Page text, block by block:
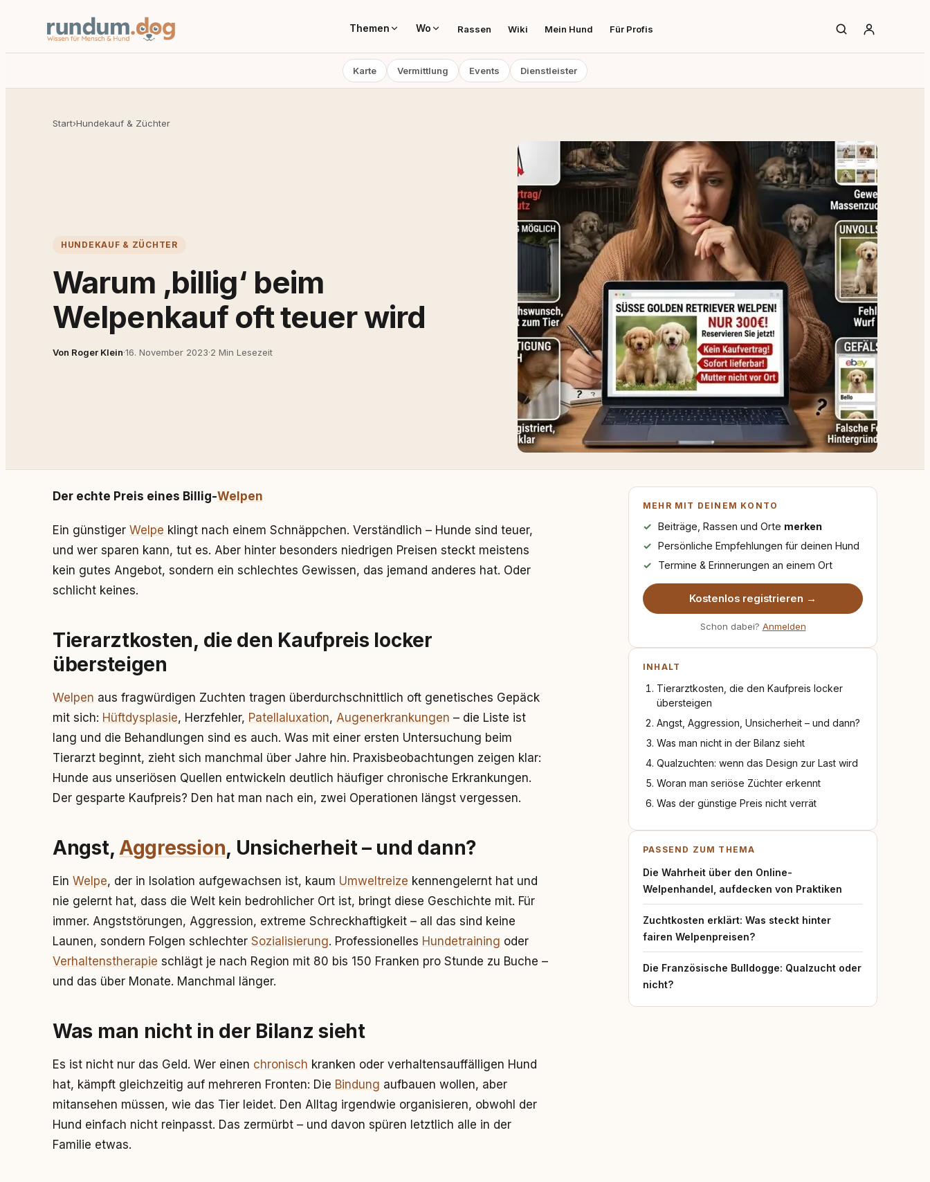
Themen Wo Rassen Wiki Mein Hund Für Profis
Karte Vermittlung Events Dienstleister
Start›Hundekauf & Züchter
HUNDEKAUF & ZÜCHTER
Warum ‚billig‘ beim
Welpenkauf oft teuer wird
Von Roger Klein·16. November 2023·2 Min Lesezeit
Der echte Preis eines Billig-Welpen
Ein günstiger Welpe klingt nach einem Schnäppchen. Verständlich – Hunde sind teuer,
und wer sparen kann, tut es. Aber hinter besonders niedrigen Preisen steckt meistens
kein gutes Angebot, sondern ein schlechtes Gewissen, das jemand anderes hat. Oder
schlicht keines.
Tierarztkosten, die den Kaufpreis locker
übersteigen
Welpen aus fragwürdigen Zuchten tragen überdurchschnittlich oft genetisches Gepäck
mit sich: Hüftdysplasie, Herzfehler, Patellaluxation, Augenerkrankungen – die Liste ist
lang und die Behandlungen sind es auch. Was mit einer ersten Untersuchung beim
Tierarzt beginnt, zieht sich manchmal über Jahre hin. Praxisbeobachtungen zeigen klar:
Hunde aus unseriösen Quellen entwickeln deutlich häufiger chronische Erkrankungen.
Der gesparte Kaufpreis? Den hat man nach ein, zwei Operationen längst vergessen.
Angst,Aggression, Unsicherheit – und dann?
Ein Welpe, der in Isolation aufgewachsen ist, kaum Umweltreize kennengelernt hat und
nie gelernt hat, dass die Welt kein bedrohlicher Ort ist, bringt diese Geschichte mit. Für
immer. Angststörungen, Aggression, extreme Schreckhaftigkeit – all das sind keine
Launen, sondern Folgen schlechter Sozialisierung. Professionelles Hundetraining oder
Verhaltenstherapie schlägt je nach Region mit 80 bis 150 Franken pro Stunde zu Buche –
und das über Monate. Manchmal länger.
Was man nicht in der Bilanz sieht
Es ist nicht nur das Geld. Wer einen chronisch kranken oder verhaltensauffälligen Hund
hat, kämpft gleichzeitig auf mehreren Fronten: Die Bindung aufbauen wollen, aber
mitansehen müssen, wie das Tier leidet. Den Alltag irgendwie organisieren, obwohl der
Hund einfach nicht reinpasst. Das zermürbt – und davon spüren letztlich alle in der
Familie etwas.
MEHR MIT DEINEM KONTO
Beiträge, Rassen und Orte merken
Persönliche Empfehlungen für deinen Hund
Termine & Erinnerungen an einem Ort
Kostenlos registrieren →
Schon dabei? Anmelden
INHALT
Tierarztkosten, die den Kaufpreis locker
übersteigen
Angst, Aggression, Unsicherheit – und dann?
Was man nicht in der Bilanz sieht
Qualzuchten: wenn das Design zur Last wird
Woran man seriöse Züchter erkennt
Was der günstige Preis nicht verrät
PASSEND ZUM THEMA
Die Wahrheit über den Online-
Welpenhandel, aufdecken von Praktiken
Zuchtkosten erklärt: Was steckt hinter
fairen Welpenpreisen?
Die Französische Bulldogge: Qualzucht oder
nicht?